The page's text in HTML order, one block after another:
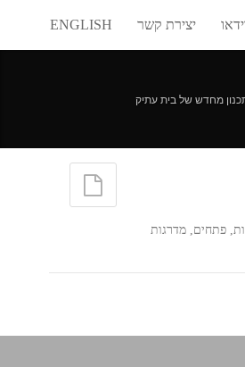
יצירת קשר ENGLISH
פתחים, מדרגות